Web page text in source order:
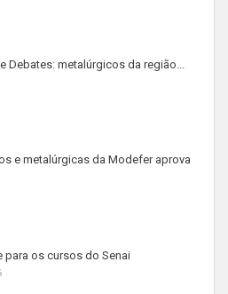
Debates: metalúrgicos da região...
e metalúrgicas da Modefer aprova
para os cursos do Senai